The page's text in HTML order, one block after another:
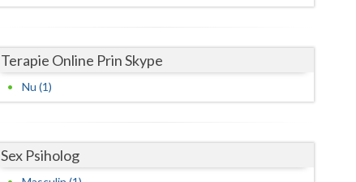
Mehedinti
Mures
Neamt
Prahova
Terapie Online Prin Skype
Nu (1)
Sex Psiholog